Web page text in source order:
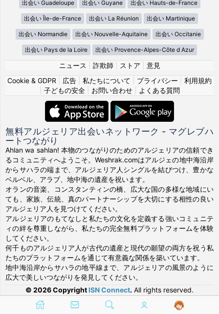
出会い Guadeloupe 出会い Guyane 出会い Hauts-de-France
出会い Île-de-France 出会い La Réunion 出会い Martinique
出会い Normandie 出会い Nouvelle-Aquitaine 出会い Occitanie
出会い Pays de la Loire 出会い Provence-Alpes-Côte d Azur
ニュース 詐欺師 ストア
意見
Cookie & GDPR
広告 私たちについて プライバシー
利用規約
子どもの安全| お問い合わせ| よくある質問
無料アルジェリア出会いネットワーク - マグレブハ
ートつながり
Ahlan wa sahlan! 本物のつながりのためのアルジェリアの信頼でき
るコミュニティへようこそ。Weshrak.comはアルジェの地中海沿岸
からサハラの端まで、アルジェリア人シングルを結びつけ、豊かな
ベルベル、アラブ、地中海の遺産を祝います。
オランの音楽、コンスタンティンの橋、広大な国の多様な地域にい
ても、家族、伝統、真のパートナーシップを大切にする相性の良い
アルジェリア人を見つけてください。
アルジェリアのもてなしと私たちの文化を定義する強いコミュニテ
ィの絆を尊重しながら、私たちの完全無料プラットフォームを体験
してください。
何千ものアルジェリア人が古代の遺産と現代の願望の両方を祝う私
たちのプラットフォームを通じて有意義な関係を築いています。
地中海沿岸からサハラの地平線まで、アルジェリアの風景のように
広大で美しいつながりを発見してください。
© 2026 Copyright ISN Connect. All rights reserved.